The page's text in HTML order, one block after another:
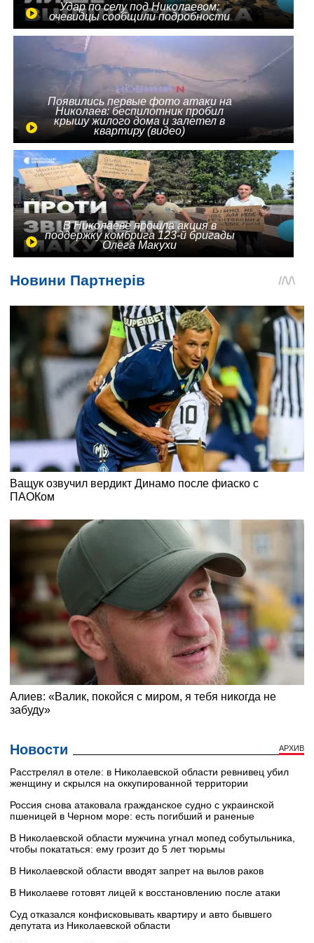
Удар по селу под Николаевом:
очевидцы сообщили подробности
Появились первые фото атаки на
Николаев: беспилотник пробил
крышу жилого дома и залетел в
квартиру (видео)
В Николаеве прошла акция в
поддержку комбрига 123-й бригады
Олега Макухи
Новости АРХИВ
Расстрелял в отеле: в Николаевской области ревнивец убил
женщину и скрылся на оккупированной территории
Россия снова атаковала гражданское судно с украинской
пшеницей в Черном море: есть погибший и раненые
В Николаевской области мужчина угнал мопед собутыльника,
чтобы покататься: ему грозит до 5 лет тюрьмы
В Николаевской области вводят запрет на вылов раков
В Николаеве готовят лицей к восстановлению после атаки
Суд отказался конфисковывать квартиру и авто бывшего
депутата из Николаевской области